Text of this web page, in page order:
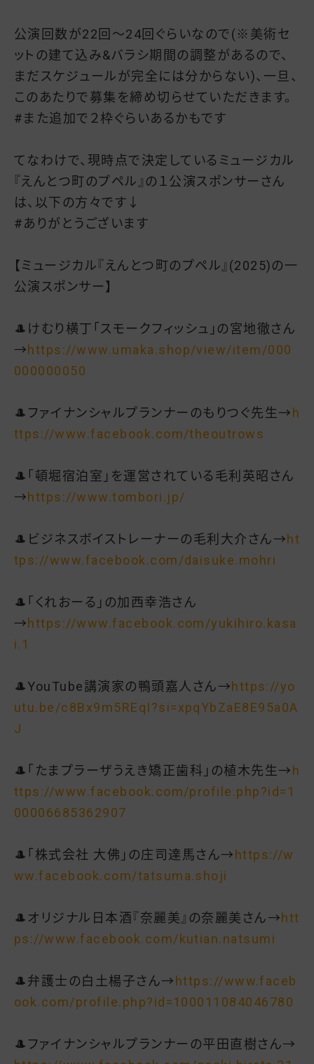
公演回数が22回～24回ぐらいなので(※美術セ
ットの建て込み&バラシ期間の調整があるので、
まだスケジュールが完全には分からない)、一旦、
このあたりで募集を締め切らせていただきます。
#また追加で２枠ぐらいあるかもです
てなわけで、現時点で決定しているミュージカル
『えんとつ町のプペル』の１公演スポンサーさん
は、以下の方々です↓
#ありがとうございます
【ミュージカル『えんとつ町のプペル』(2025)の一
公演スポンサー】
🎩けむり横丁「スモークフィッシュ」の宮地徹さん
→https://www.umaka.shop/view/item/000
000000050
🎩ファイナンシャルプランナーのもりつぐ先生→h
ttps://www.facebook.com/theoutrows
🎩「頓堀宿泊室」を運営されている毛利英昭さん
→https://www.tombori.jp/
🎩ビジネスボイストレーナーの毛利大介さん→ht
tps://www.facebook.com/daisuke.mohri
🎩「くれおーる」の加西幸浩さん
→https://www.facebook.com/yukihiro.kasa
i.1
🎩YouTube講演家の鴨頭嘉人さん→https://yo
utu.be/c8Bx9m5REqI?si=xpqYbZaE8E95a0A
J
🎩「たまプラーザうえき矯正歯科」の植木先生→h
ttps://www.facebook.com/profile.php?id=1
00006685362907
🎩「株式会社 大佛」の庄司達馬さん→https://w
ww.facebook.com/tatsuma.shoji
🎩オリジナル日本酒『奈麗美』の奈麗美さん→htt
ps://www.facebook.com/kutian.natsumi
🎩弁護士の白土楊子さん→https://www.faceb
ook.com/profile.php?id=100011084046780
🎩ファイナンシャルプランナーの平田直樹さん→